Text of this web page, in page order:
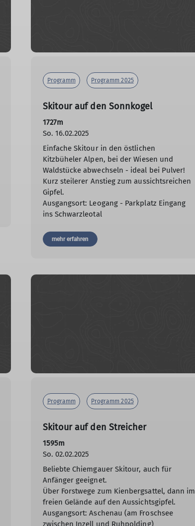
Programm Programm 2025
Skitour auf den Sonnkogel
1727m
So. 16.02.2025
Einfache Skitour in den östlichen
Kitzbüheler Alpen, bei der Wiesen und
Waldstücke abwechseln - ideal bei Pulver!
Kurz steilerer Anstieg zum aussichtsreichen
Gipfel.
Ausgangsort: Leogang - Parkplatz Eingang
ins Schwarzleotal
mehr erfahren
Programm Programm 2025
Skitour auf den Streicher
1595m
So. 02.02.2025
Beliebte Chiemgauer Skitour, auch für
Anfänger geeignet.
Über Forstwege zum Kienbergsattel, dann im
freien Gelände auf den Aussichtsgipfel.
Ausgangsort: Aschenau (am Froschsee
zwischen Inzell und Ruhpolding)